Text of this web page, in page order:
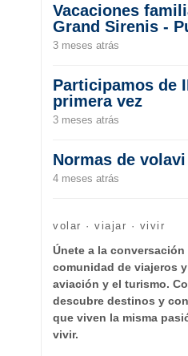
Vacaciones
Grand Sirenis -
3 meses atrás
Participamos de
primera vez
3 meses atrás
Normas de
4 meses atrás
volar · viajar · vivir
Únete a la
comunidad de viajeros
aviación y el turismo.
descubre destinos y
que viven la misma
vivir.